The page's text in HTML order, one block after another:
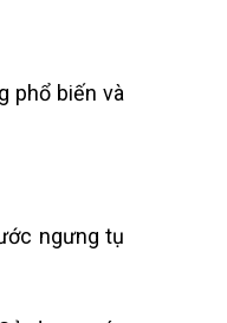
phổ biến và
ngưng tụ